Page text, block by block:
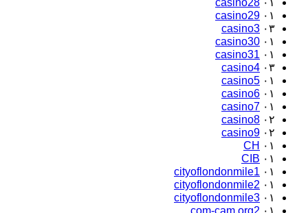
casino28 ۰۱
casino29 ۰۱
casino3 ۰۳
casino30 ۰۱
casino31 ۰۱
casino4 ۰۳
casino5 ۰۱
casino6 ۰۱
casino7 ۰۱
casino8 ۰۲
casino9 ۰۲
CH ۰۱
CIB ۰۱
cityoflondonmile1 ۰۱
cityoflondonmile2 ۰۱
cityoflondonmile3 ۰۱
com-cam.org2 ۰۱